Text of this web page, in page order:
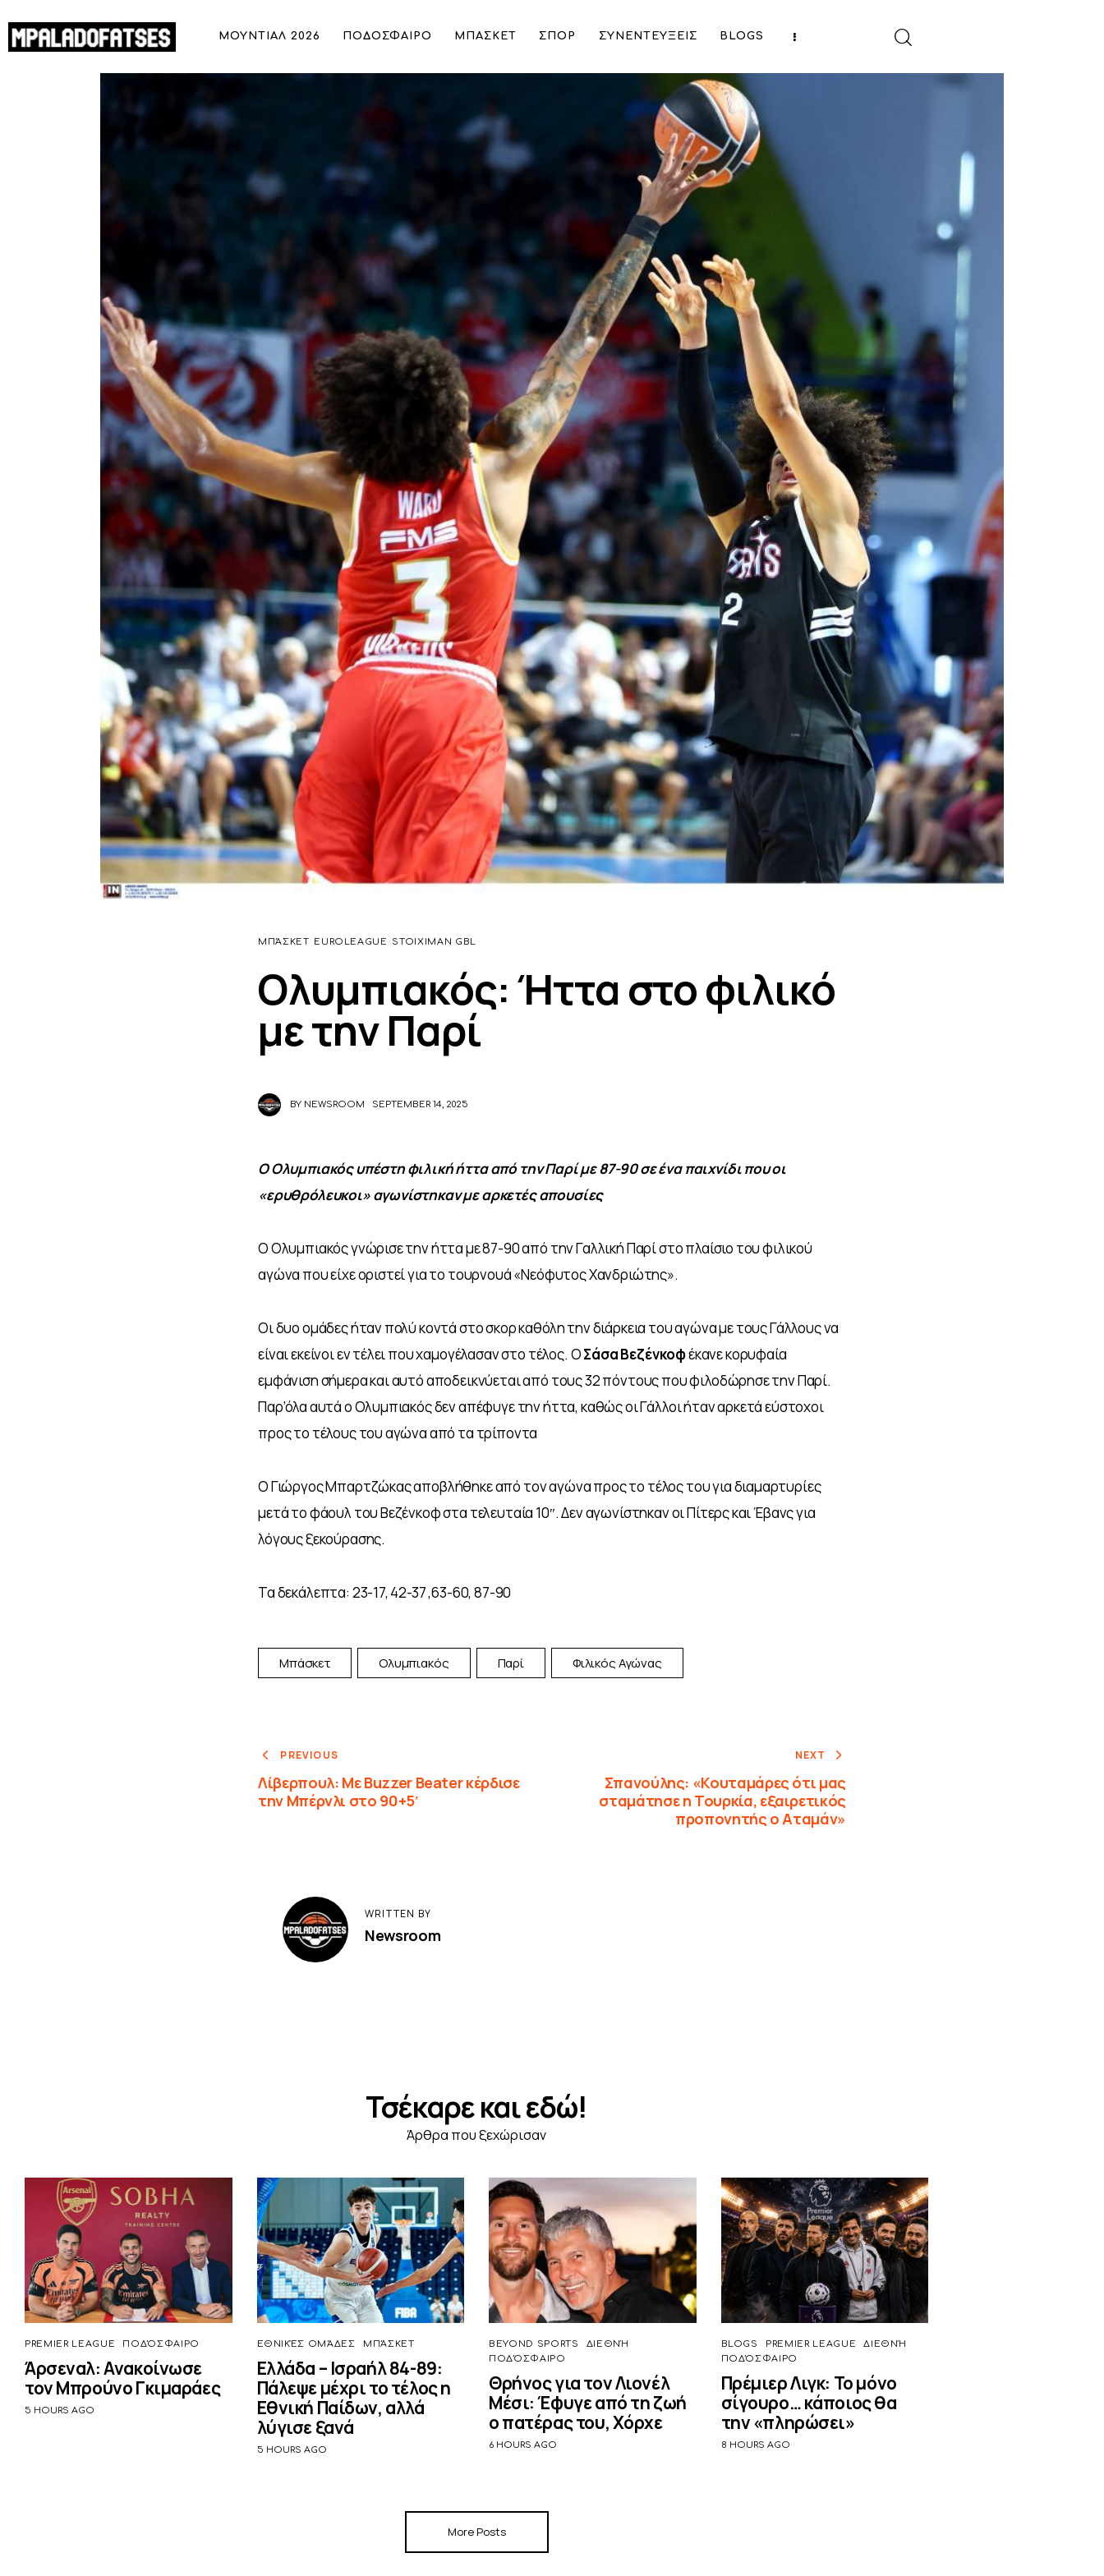
ΜΟΥΝΤΙΑΛ 2026 ΠΟΔΟΣΦΑΙΡΟ ΜΠΑΣΚΕΤ ΣΠΟΡ ΣΥΝΕΝΤΕΥΞΕΙΣ BLOGS
Ολυμπιακός: Ήττα στο φιλικό με την Παρί
ΜΟΥΝΤΙΑΛ 2026
ΑΦΙΕΡΩΜΑΤΑ
MEET THE TEAM
ΜΠΆΣΚΕΤ EUROLEAGUE STOIXIMAN GBL
Ολυμπιακός: Ήττα στο φιλικό
με την Παρί
BY NEWSROOM SEPTEMBER 14, 2025
Ο Ολυμπιακός υπέστη φιλική ήττα από την Παρί με 87-90 σε ένα παιχνίδι που οι
«ερυθρόλευκοι» αγωνίστηκαν με αρκετές απουσίες
Ο Ολυμπιακός γνώρισε την ήττα με 87-90 από την Γαλλική Παρί στο πλαίσιο του φιλικού
αγώνα που είχε οριστεί για το τουρνουά «Νεόφυτος Χανδριώτης».
Οι δυο ομάδες ήταν πολύ κοντά στο σκορ καθόλη την διάρκεια του αγώνα με τους Γάλλους να
είναι εκείνοι εν τέλει που χαμογέλασαν στο τέλος. Ο Σάσα Βεζένκοφ έκανε κορυφαία
εμφάνιση σήμερα και αυτό αποδεικνύεται από τους 32 πόντους που φιλοδώρησε την Παρί.
Παρ’όλα αυτά ο Ολυμπιακός δεν απέφυγε την ήττα, καθώς οι Γάλλοι ήταν αρκετά εύστοχοι
προς το τέλους του αγώνα από τα τρίποντα
Ο Γιώργος Μπαρτζώκας αποβλήθηκε από τον αγώνα προς το τέλος του για διαμαρτυρίες
μετά το φάουλ του Βεζένκοφ στα τελευταία 10″. Δεν αγωνίστηκαν οι Πίτερς και Έβανς για
λόγους ξεκούρασης.
Τα δεκάλεπτα: 23-17, 42-37 ,63-60, 87-90
Μπάσκετ Ολυμπιακός Παρί Φιλικός Αγώνας
PREVIOUS
Λίβερπουλ: Με Buzzer Beater κέρδισε
την Μπέρνλι στο 90+5′
NEXT
Σπανούλης: «Κουταμάρες ότι μας
σταμάτησε η Τουρκία, εξαιρετικός
προπονητής ο Αταμάν»
WRITTEN BY
Newsroom
Τσέκαρε και εδώ!
Άρθρα που ξεχώρισαν
PREMIER LEAGUE ΠΟΔΌΣΦΑΙΡΟ
Άρσεναλ: Ανακοίνωσε
τον Μπρούνο Γκιμαράες
5 HOURS AGO
ΕΘΝΙΚΈΣ ΟΜΆΔΕΣ ΜΠΆΣΚΕΤ
Ελλάδα – Ισραήλ 84-89:
Πάλεψε μέχρι το τέλος η
Εθνική Παίδων, αλλά
λύγισε ξανά
5 HOURS AGO
BEYOND SPORTS
ΔΙΕΘΝΉ
ΠΟΔΌΣΦΑΙΡΟ
Θρήνος για τον Λιονέλ
Μέσι: Έφυγε από τη ζωή
ο πατέρας του, Χόρχε
6 HOURS AGO
BLOGS PREMIER LEAGUE
ΔΙΕΘΝΉ
ΠΟΔΌΣΦΑΙΡΟ
Πρέμιερ Λιγκ: Το μόνο
σίγουρο… κάποιος θα
την «πληρώσει»
8 HOURS AGO
More Posts